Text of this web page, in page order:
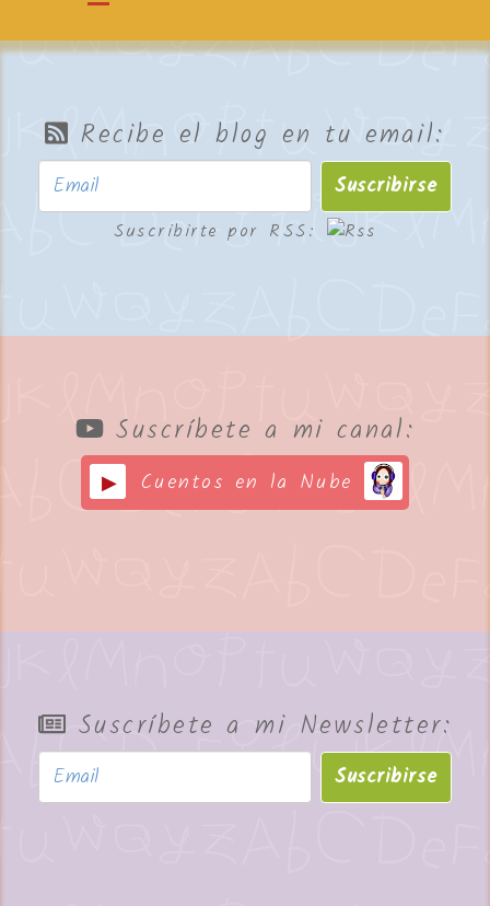
Recibe el blog en tu email:
Suscribirse
Suscribirte por RSS:
Suscríbete a mi canal:
Cuentos en la Nube
Suscríbete a mi Newsletter:
Suscribirse